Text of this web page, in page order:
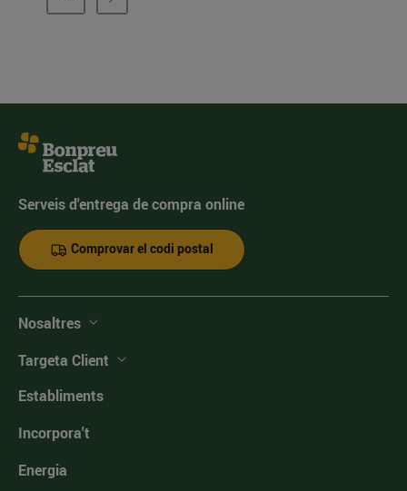
Serveis d'entrega de compra online
Comprovar el codi postal
Nosaltres
Targeta Client
Establiments
Incorpora't
Energia